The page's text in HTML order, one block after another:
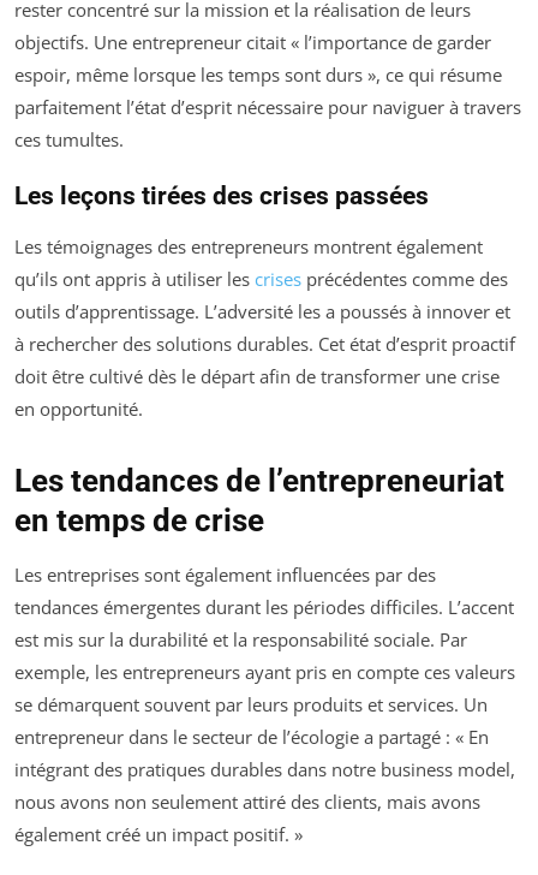
rester concentré sur la mission et la réalisation de leurs
objectifs. Une entrepreneur citait « l’importance de garder
espoir, même lorsque les temps sont durs », ce qui résume
parfaitement l’état d’esprit nécessaire pour naviguer à travers
ces tumultes.
Les leçons tirées des crises passées
Les témoignages des entrepreneurs montrent également
qu’ils ont appris à utiliser les crises précédentes comme des
outils d’apprentissage. L’adversité les a poussés à innover et
à rechercher des solutions durables. Cet état d’esprit proactif
doit être cultivé dès le départ afin de transformer une crise
en opportunité.
Les tendances de l’entrepreneuriat
en temps de crise
Les entreprises sont également influencées par des
tendances émergentes durant les périodes difficiles. L’accent
est mis sur la durabilité et la responsabilité sociale. Par
exemple, les entrepreneurs ayant pris en compte ces valeurs
se démarquent souvent par leurs produits et services. Un
entrepreneur dans le secteur de l’écologie a partagé : « En
intégrant des pratiques durables dans notre business model,
nous avons non seulement attiré des clients, mais avons
également créé un impact positif. »